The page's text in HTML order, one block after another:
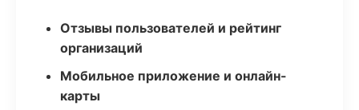
Отзывы пользователей и рейтинг
организаций
Мобильное приложение и онлайн-
карты